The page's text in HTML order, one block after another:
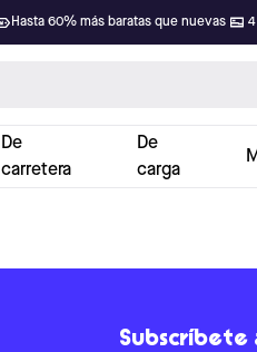
Hasta 60% más baratas que nuevas
De
carretera
De
carga
Subscríbete